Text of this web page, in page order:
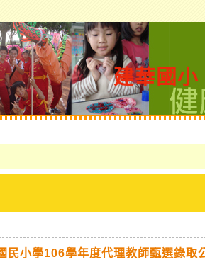
建華國小
民小學106學年度代理教師甄選錄取